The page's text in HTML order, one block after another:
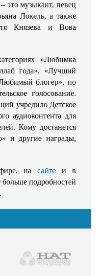
это музыкант, певец
Локель, а также
Князева и Вова
«Любимка
года», «Лучший
блогер», по
голосование.
учредило Детское
аудиоконтента для
Кому достанется
и другие награды,
насайте и в
подробностей